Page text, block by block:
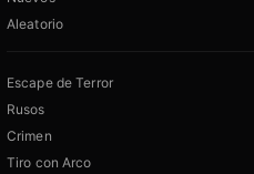
Aleatorio
Escape de Terror
Rusos
Crimen
Tiro con Arco